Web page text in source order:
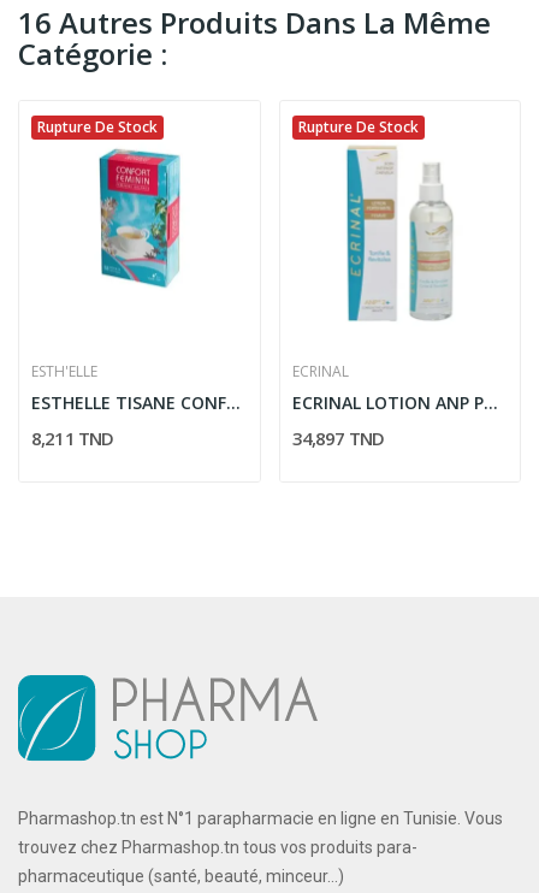
16 Autres Produits Dans La Même
Catégorie :
Rupture De Stock
ESTH'ELLE
ESTHELLE TISANE CONFORT FEMININ 12*1.5GR
8,211 TND
Rupture De Stock
ECRINAL
ECRINAL LOTION ANP POUR FEMME FORTIFIE LE...
34,897 TND
Pharmashop.tn est N°1 parapharmacie en ligne en Tunisie. Vous
trouvez chez Pharmashop.tn tous vos produits para-
pharmaceutique (santé, beauté, minceur...)